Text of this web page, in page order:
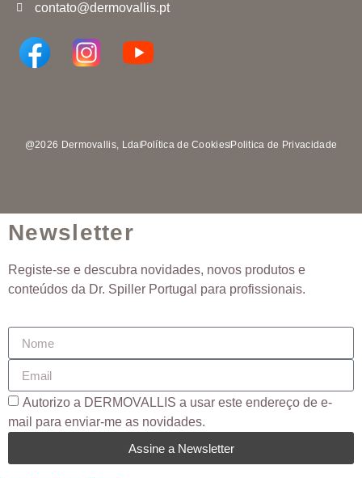
contato@dermovallis.pt
@2026 Dermovallis, LdaPolítica de CookiesPolitica de Privacidade
Newsletter
Registe-se e descubra novidades, novos produtos e
conteúdos da Dr. Spiller Portugal para profissionais.
Autorizo ​​a DERMOVALLIS a usar este endereço de e-
mail para enviar-me as novidades.
Assine a Newsletter